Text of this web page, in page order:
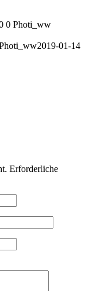
0 Photi_ww
2019-01-14
Erforderliche